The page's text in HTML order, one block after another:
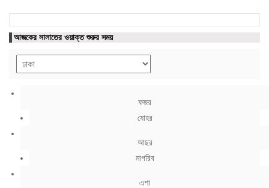
আজকের সালাতের ওয়াক্ত শুরুর সময়
ফজর
যোহর
আছর
মাগরিব
এশা